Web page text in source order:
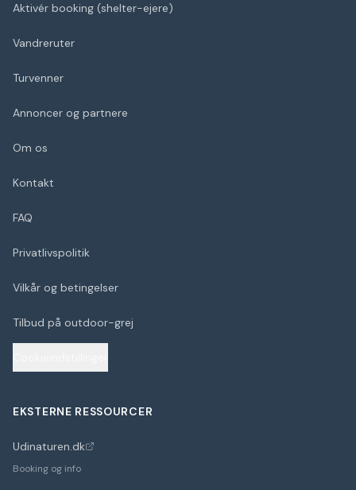
Aktivér booking (shelter-ejere)
Vandreruter
Turvenner
Annoncer og partnere
Om os
Kontakt
FAQ
Privatlivspolitik
Vilkår og betingelser
Tilbud på outdoor-grej
EKSTERNE RESSOURCER
Udinaturen.dk
(åbner i nyt faneblad)
Booking og info